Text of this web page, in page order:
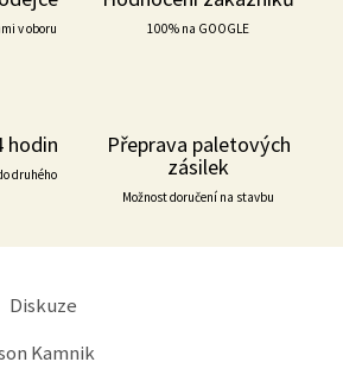
v oboru 100% na GOOGLE
hodin
druhého
Přeprava paletových
zásilek
Možnost doručení na stavbu
Diskuze
Kamnik